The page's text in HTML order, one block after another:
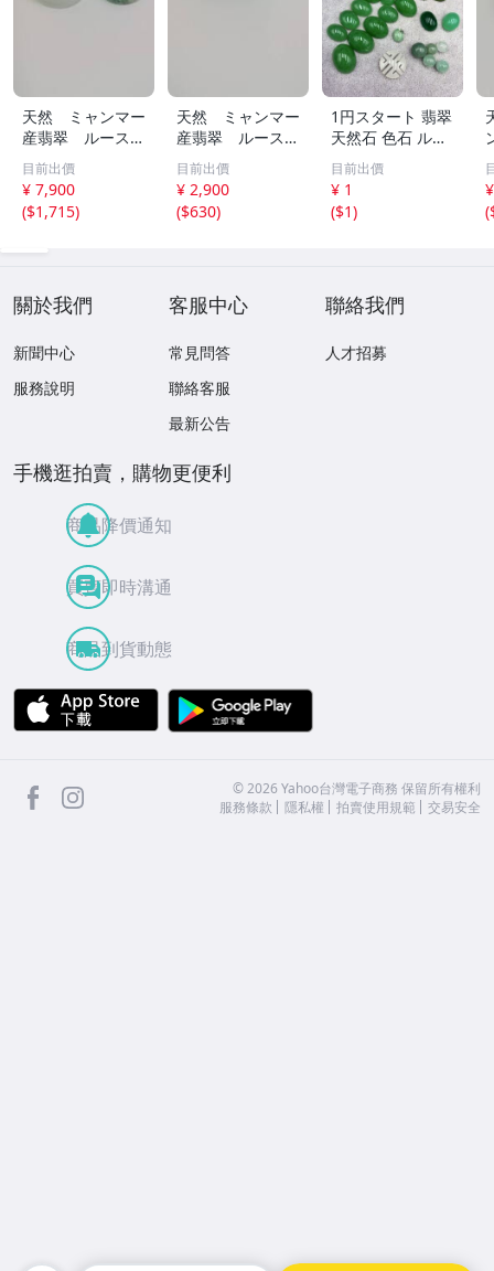
天然 ミャンマー
産翡翠 ルース
瓜 氷のように透
き通る 17ｘ8.5
ｘ2.4ｍｍ 3.5ct
と 17.6ｘ11
目前出價
¥ 7,900
($1,715)
天然 ミャンマー
産翡翠 ルース
18ｘ12.8ｍ
ｍ 40.5ct と
18.4ｘ13.3ｍｍ
43ct 注意事項
目前出價
¥ 2,900
($630)
1円スタート 翡翠
天然石 色石 ルー
ス まとめ 大量 ジ
ュエリー 宝石 総
重量約49.0g ヒス
イ HE0806ろ
目前出價
¥ 1
($1)
(
關於我們
新聞中心
服務說明
客服中心
常見問答
聯絡客服
最新公告
聯絡我們
人才招募
手機逛拍賣，購物更便利
商品降價通知
買賣即時溝通
商品到貨動態
APP Store
facebook ©2026 Yahoo台灣電子商務 保留所有權利
服務條款
隱私權 拍賣使用規範 交易安全